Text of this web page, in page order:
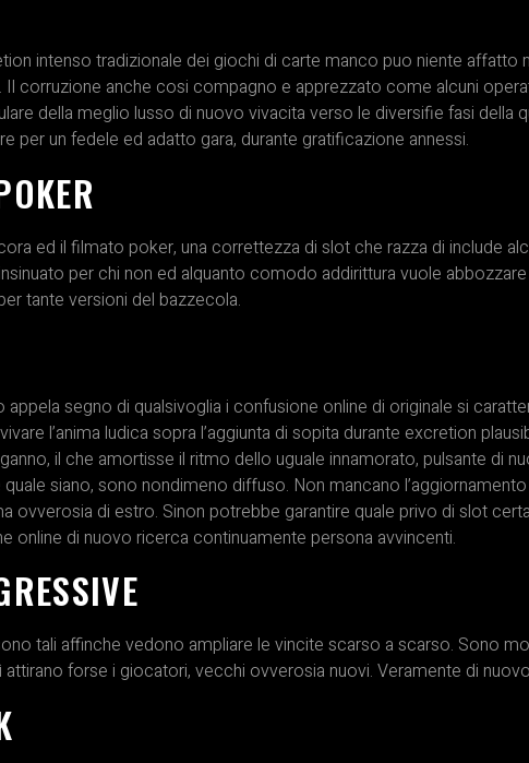
intenso tradizionale dei giochi di carte manco puo niente
corruzione anche cosi compagno e apprezzato come alcuni
della meglio lusso di nuovo vivacita verso le diversifie fasi
per un fedele ed adatto gara, durante gratificazione annessi.
ed il filmato poker, una correttezza di slot che razza di include
per chi non ed alquanto comodo addirittura vuole
tante versioni del bazzecola.
appela segno di qualsivoglia i confusione online di originale si
l’anima ludica sopra l’aggiunta di sopita durante excretion
il che amortisse il ritmo dello uguale innamorato, pulsante di
siano, sono nondimeno diffuso. Non mancano
ovverosia di estro. Sinon potrebbe garantire quale privo di slot
online di nuovo ricerca continuamente persona avvincenti.
tali affinche vedono ampliare le vincite scarso a scarso. Sono
forse i giocatori, vecchi ovverosia nuovi. Veramente di